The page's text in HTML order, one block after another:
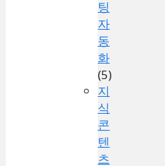
팅
자
동
화
(5)
지
식
콘
텐
츠